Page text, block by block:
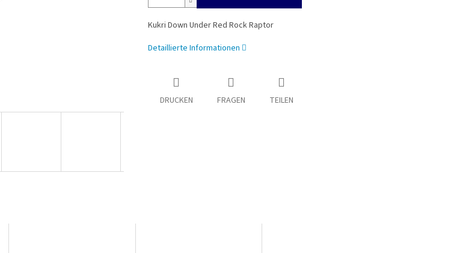
Kukri Down Under Red Rock Raptor
Detaillierte Informationen
DRUCKEN FRAGEN TEILEN